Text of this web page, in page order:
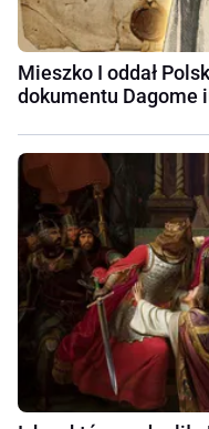
Mieszko I oddał
dokumentu Dagome